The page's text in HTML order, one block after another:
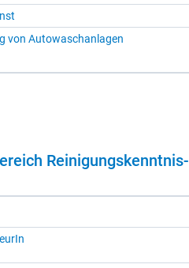
von Autowaschanlagen
Rei­ni­gungs­kennt­nis­